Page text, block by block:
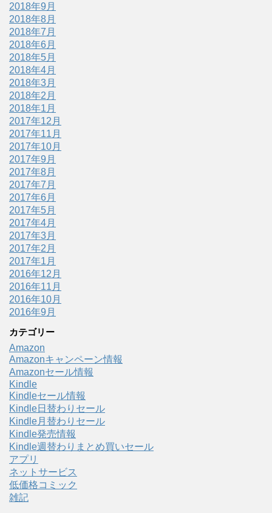
2018年9月
2018年8月
2018年7月
2018年6月
2018年5月
2018年4月
2018年3月
2018年2月
2018年1月
2017年12月
2017年11月
2017年10月
2017年9月
2017年8月
2017年7月
2017年6月
2017年5月
2017年4月
2017年3月
2017年2月
2017年1月
2016年12月
2016年11月
2016年10月
2016年9月
カテゴリー
Amazon
Amazonキャンペーン情報
Amazonセール情報
Kindle
Kindleセール情報
Kindle日替わりセール
Kindle月替わりセール
Kindle発売情報
Kindle週替わりまとめ買いセール
アプリ
ネットサービス
低価格コミック
雑記